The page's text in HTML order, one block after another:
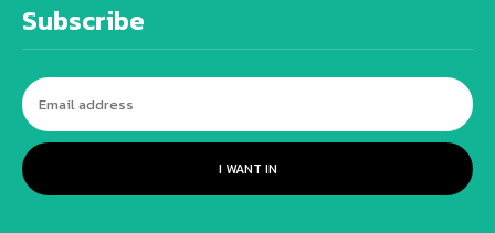
Subscribe
I WANT IN